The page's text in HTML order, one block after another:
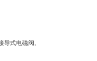
式电磁阀。